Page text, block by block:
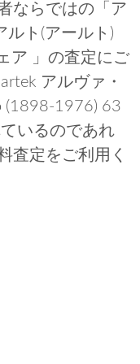
ならではの「ア
ルト(アールト)
ア 」の査定にご
アルヴァ・
(1898-1976) 63
いるのであれ
査定をご利用く